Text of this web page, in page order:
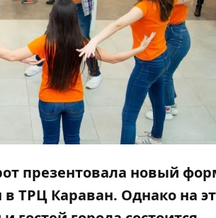
презентовала новый
ТРЦ Караван. Однако на